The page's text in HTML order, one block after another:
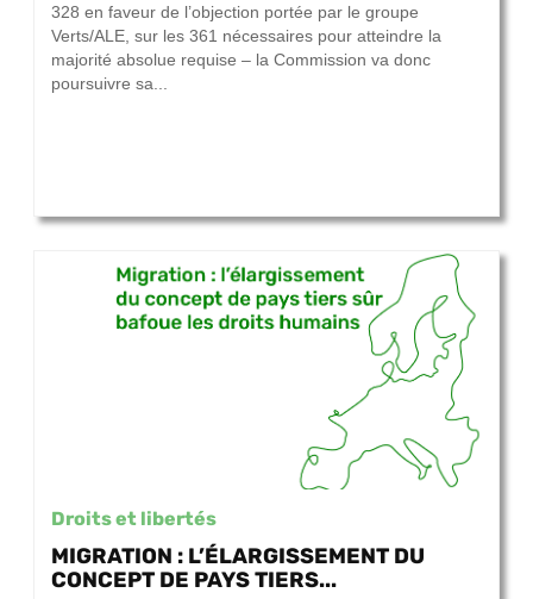
328 en faveur de l’objection portée par le groupe
Verts/ALE, sur les 361 nécessaires pour atteindre la
majorité absolue requise – la Commission va donc
poursuivre sa...
Droits et libertés
MIGRATION : L’ÉLARGISSEMENT DU
CONCEPT DE PAYS TIERS...